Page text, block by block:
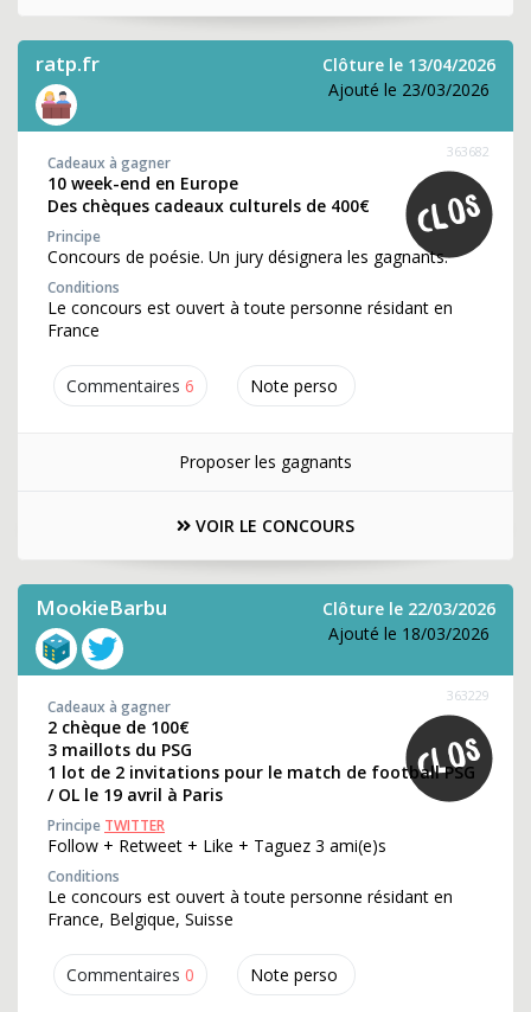
ratp.fr
Clôture le 13/04/2026
Ajouté le 23/03/2026
Commentaires 6 Note perso
363682
Cadeaux à gagner
10 week-end en Europe
Des chèques cadeaux culturels de 400€
Principe
Concours de poésie. Un jury désignera les gagnants.
Conditions
Le concours est ouvert à toute personne résidant en
France
Proposer les gagnants
VOIR LE CONCOURS
MookieBarbu
Clôture le 22/03/2026
Ajouté le 18/03/2026
Commentaires 0 Note perso
363229
Cadeaux à gagner
2 chèque de 100€
3 maillots du PSG
1 lot de 2 invitations pour le match de football PSG
/ OL le 19 avril à Paris
Principe TWITTER
Follow + Retweet + Like + Taguez 3 ami(e)s
Conditions
Le concours est ouvert à toute personne résidant en
France, Belgique, Suisse